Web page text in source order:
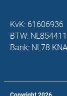
KvK: 61606936
BTW:
Bank: NL78